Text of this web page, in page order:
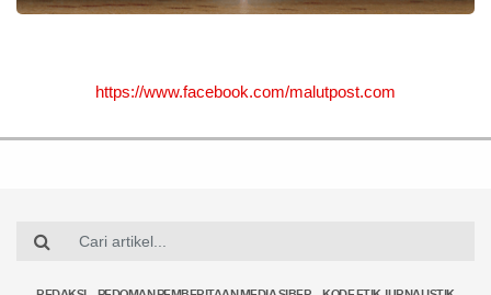
https://www.facebook.com/malutpost.com